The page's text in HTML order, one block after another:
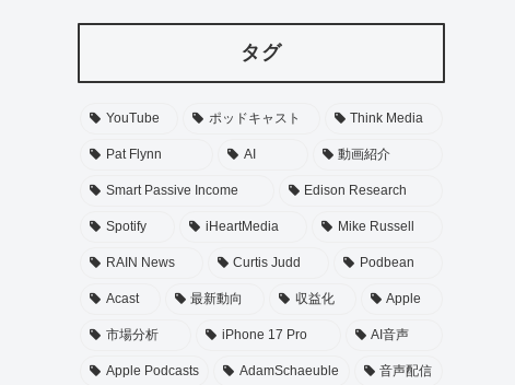
タグ
YouTube ポッドキャスト Think Media
Pat Flynn AI 動画紹介
Smart Passive Income Edison Research
Spotify iHeartMedia Mike Russell
RAIN News Curtis Judd Podbean
Acast 最新動向 収益化 Apple
市場分析 iPhone 17 Pro AI音声
Apple Podcasts AdamSchaeuble 音声配信